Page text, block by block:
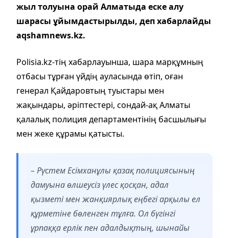
жыл толуына орай Алматыда еске алу
шарасы ұйымдастырылды, деп хабарлайды
aqshamnews.kz.
Polisia.kz-тің хабарлауынша, шара марқұмның
отбасы тұрған үйдің ауласында өтіп, оған
генерал Қайдаровтың туыстары мен
жақындары, әріптестері, сондай-ақ Алматы
қалалық полиция департаментінің басшылығы
мен жеке құрамы қатысты.
– Рүстем Есімханұлы қазақ полициясының
дамуына өлшеусіз үлес қосқан, адал
қызметі мен жанқиярлық еңбегі арқылы ел
құрметіне бөленген тұлға. Ол бүгінгі
ұрпаққа ерлік пен адалдықтың, шынайы